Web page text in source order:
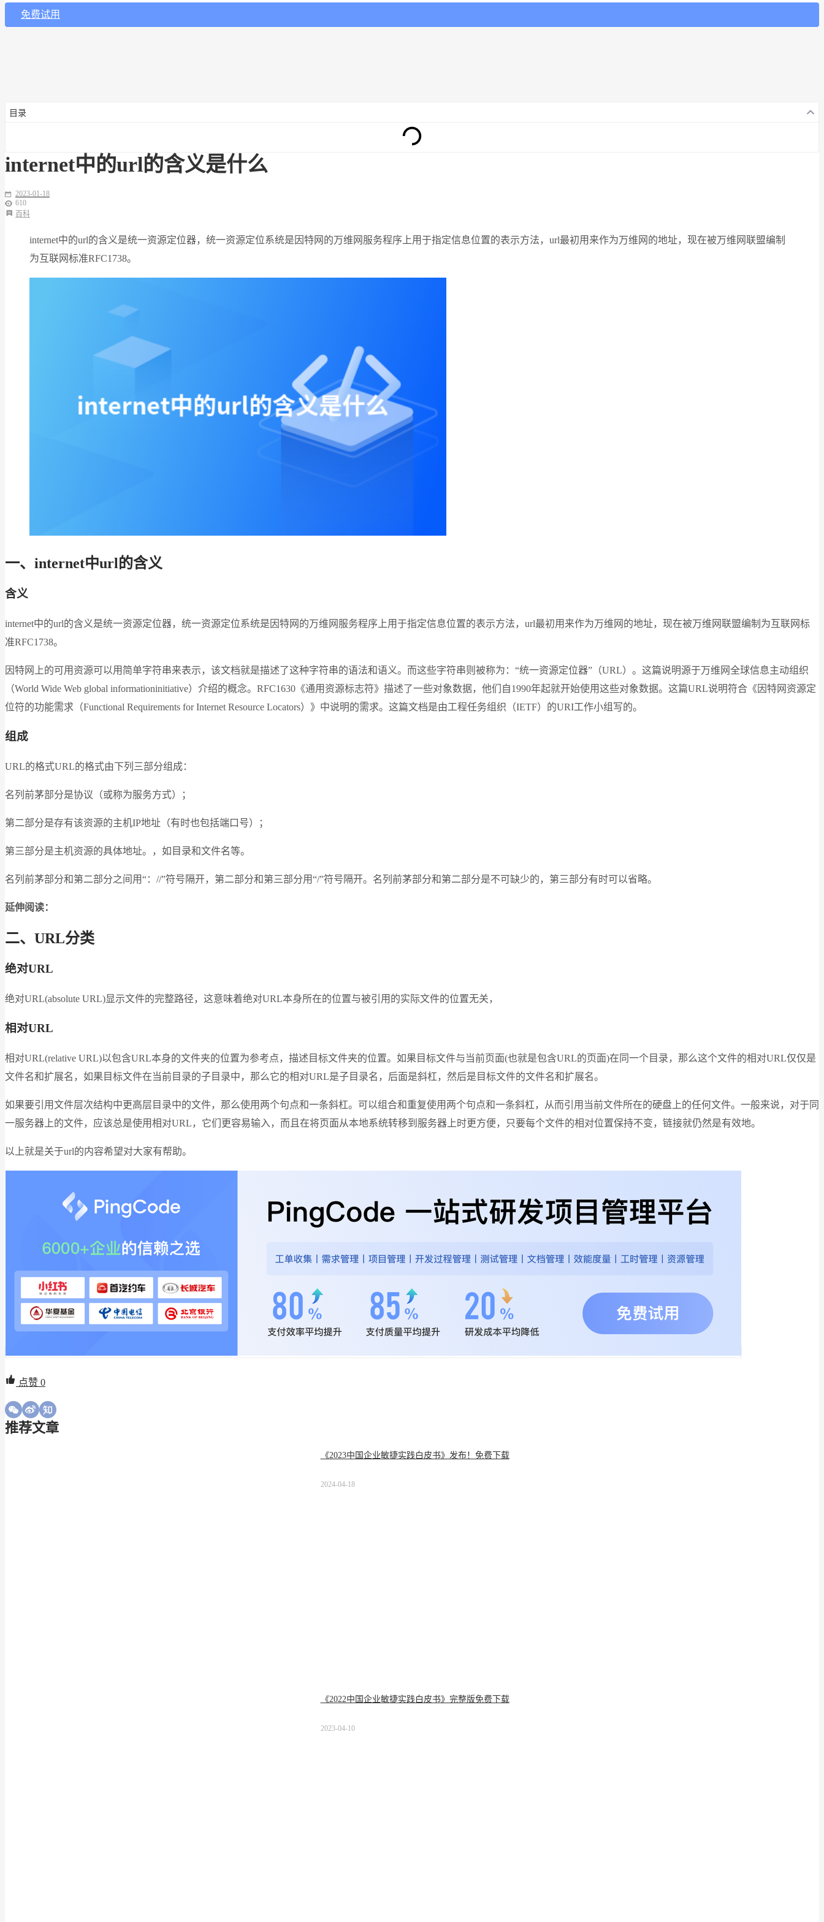
免费试用
目录
internet中的url的含义是什么
2023-01-18
610
百科
internet中的url的含义是统一资源定位器，统一资源定位系统是因特网的万维网服务程序上用于指定信息位置的表示方法，url最初用来作为万维网的地址，现在被万维网联盟编制
为互联网标准RFC1738。
一、internet中url的含义
含义
internet中的url的含义是统一资源定位器，统一资源定位系统是因特网的万维网服务程序上用于指定信息位置的表示方法，url最初用来作为万维网的地址，现在被万维网联盟编制为互联网标
准RFC1738。
因特网上的可用资源可以用简单字符串来表示，该文档就是描述了这种字符串的语法和语义。而这些字符串则被称为：“统一资源定位器”（URL）。这篇说明源于万维网全球信息主动组织
（World Wide Web global informationinitiative）介绍的概念。RFC1630《通用资源标志符》描述了一些对象数据，他们自1990年起就开始使用这些对象数据。这篇URL说明符合《因特网资源定
位符的功能需求（Functional Requirements for Internet Resource Locators）》中说明的需求。这篇文档是由工程任务组织（IETF）的URI工作小组写的。
组成
URL的格式URL的格式由下列三部分组成：
名列前茅部分是协议（或称为服务方式）；
第二部分是存有该资源的主机IP地址（有时也包括端口号）；
第三部分是主机资源的具体地址。，如目录和文件名等。
名列前茅部分和第二部分之间用“：//”符号隔开，第二部分和第三部分用“/”符号隔开。名列前茅部分和第二部分是不可缺少的，第三部分有时可以省略。
延伸阅读：
二、URL分类
绝对URL
绝对URL(absolute URL)显示文件的完整路径，这意味着绝对URL本身所在的位置与被引用的实际文件的位置无关，
相对URL
相对URL(relative URL)以包含URL本身的文件夹的位置为参考点，描述目标文件夹的位置。如果目标文件与当前页面(也就是包含URL的页面)在同一个目录，那么这个文件的相对URL仅仅是
文件名和扩展名，如果目标文件在当前目录的子目录中，那么它的相对URL是子目录名，后面是斜杠，然后是目标文件的文件名和扩展名。
如果要引用文件层次结构中更高层目录中的文件，那么使用两个句点和一条斜杠。可以组合和重复使用两个句点和一条斜杠，从而引用当前文件所在的硬盘上的任何文件。一般来说，对于同
一服务器上的文件，应该总是使用相对URL，它们更容易输入，而且在将页面从本地系统转移到服务器上时更方便，只要每个文件的相对位置保持不变，链接就仍然是有效地。
以上就是关于url的内容希望对大家有帮助。
点赞 0
推荐文章
《2023中国企业敏捷实践白皮书》发布！免费下载
2024-04-18
《2022中国企业敏捷实践白皮书》完整版免费下载
2023-04-10